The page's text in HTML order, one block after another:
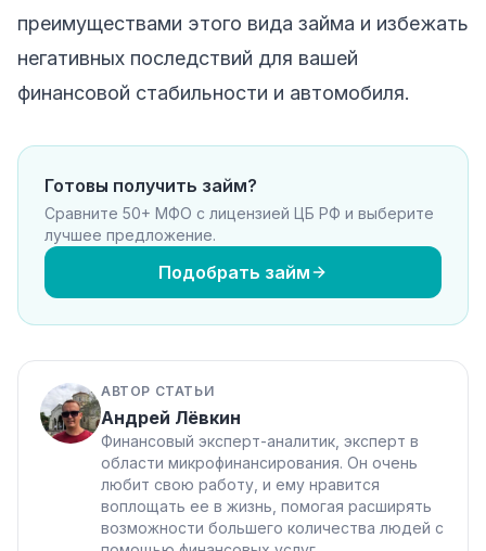
преимуществами этого вида займа и избежать
негативных последствий для вашей
финансовой стабильности и автомобиля.
Готовы получить займ?
Сравните 50+ МФО с лицензией ЦБ РФ и выберите
лучшее предложение.
Подобрать займ
АВТОР СТАТЬИ
Андрей Лёвкин
Финансовый эксперт-аналитик, эксперт в
области микрофинансирования. Он очень
любит свою работу, и ему нравится
воплощать ее в жизнь, помогая расширять
возможности большего количества людей с